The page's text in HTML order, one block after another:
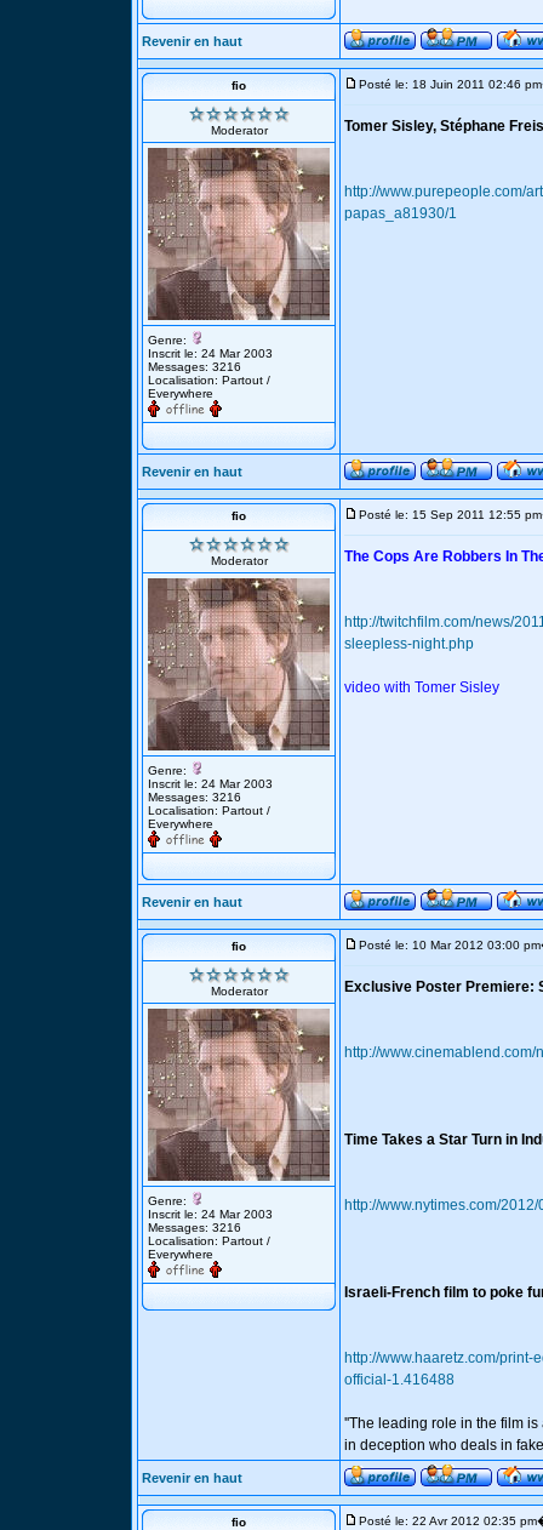
Revenir en haut
fio
Moderator
Genre:
Inscrit le: 24 Mar 2003
Messages: 3216
Localisation: Partout /
Everywhere
Posté le: 18 Juin 2011 02:46 pm
Tomer Sisley, Stéphane
http://www.purepeople.com/
papas_a81930/1
Revenir en haut
fio
Moderator
Genre:
Inscrit le: 24 Mar 2003
Messages: 3216
Localisation: Partout /
Everywhere
Posté le: 15 Sep 2011 12:55 pm
The Cops Are Robbers In
http://twitchfilm.com/news/
sleepless-night.php
video with Tomer Sisley
Revenir en haut
fio
Moderator
Genre:
Inscrit le: 24 Mar 2003
Messages: 3216
Localisation: Partout /
Everywhere
Posté le: 10 Mar 2012 03:00 pm
Exclusive Poster Premiere:
http://
Time Takes a Star Turn in
http://www.nytimes.com/
Israeli-French film to poke
http://www.haaretz.com/
official-1.416488
''The leading role in the film
in deception who deals in
Revenir en haut
fio Posté le: 22 Avr 2012 02:35 pm